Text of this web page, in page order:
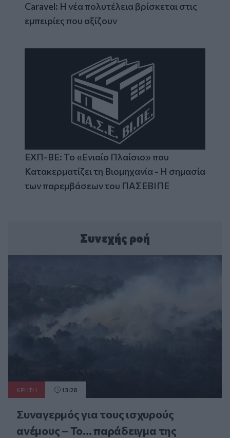
Caravel: Η νέα πολυτέλεια βρίσκεται στις
εμπειρίες που αξίζουν
ΕΧΠ-ΒΕ: Το «Ενιαίο Πλαίσιο» που
Κατακερματίζει τη Βιομηχανία - Η σημασία
των παρεμβάσεων του ΠΑΣΕΒΙΠΕ
Συνεχής ροή
ΚΡΗΤΗ 13:28
Συναγερμός για τους ισχυρούς
ανέμους – Το... παράδειγμα της